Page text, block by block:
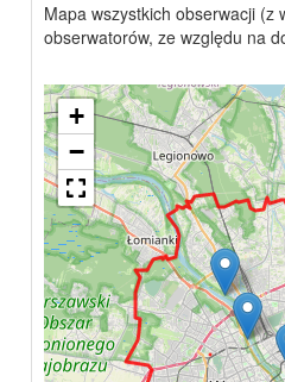
Mapa wszystkich obserwacji (z
obserwatorów, ze względu na
+
−